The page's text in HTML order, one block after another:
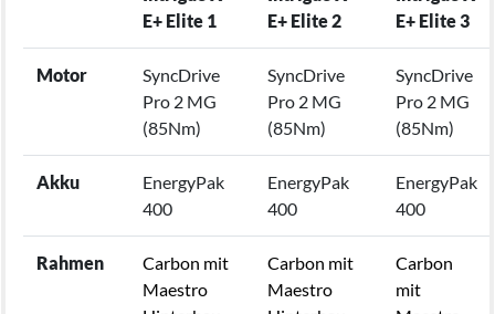
E+ Elite 1
E+ Elite 2
E+ Elite 3
Motor
SyncDrive
Pro 2 MG
(85Nm)
SyncDrive
Pro 2 MG
(85Nm)
SyncDrive
Pro 2 MG
(85Nm)
Akku
EnergyPak
400
EnergyPak
400
EnergyPak
400
Rahmen
Carbon mit
Maestro
Carbon mit
Maestro
Carbon
mit